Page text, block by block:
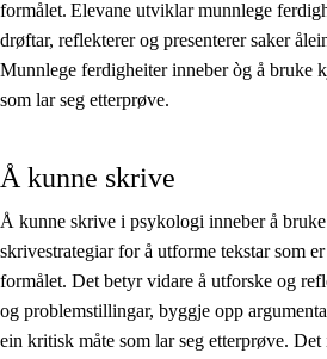
formålet. Elevane utviklar munnlege
drøftar, reflekterer og presenterer saker
Munnlege ferdigheiter inneber òg å bruke
som lar seg etterprøve.
Å kunne skrive
Å kunne skrive i psykologi inneber å
skrivestrategiar for å utforme tekstar som
formålet. Det betyr vidare å utforske og
og problemstillingar, byggje opp
ein kritisk måte som lar seg etterprøve.